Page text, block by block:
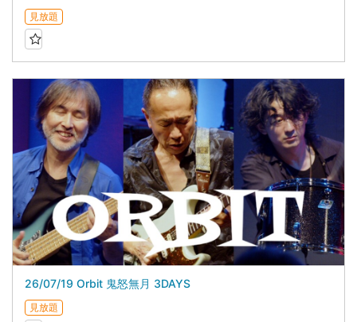
見放題
26/07/19 Orbit 鬼怒無月 3DAYS
見放題